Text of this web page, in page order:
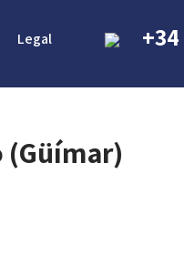
Legal
(Güímar)